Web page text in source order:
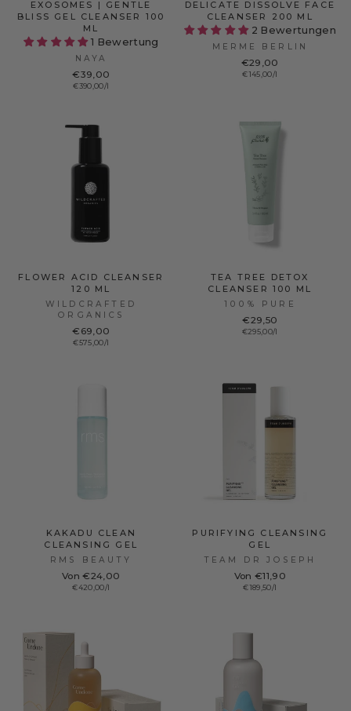
EXOSOMES | GENTLE
BLISS GEL CLEANSER 100
ML
1 Bewertung
NAYA
€39,00
€390,00/l
DELICATE DISSOLVE FACE
CLEANSER 200 ML
2 Bewertungen
MERME BERLIN
€29,00
€145,00/l
FLOWER ACID CLEANSER
120 ML
WILDCRAFTED
ORGANICS
€69,00
€575,00/l
TEA TREE DETOX
CLEANSER 100 ML
100% PURE
€29,50
€295,00/l
KAKADU CLEAN
CLEANSING GEL
RMS BEAUTY
Von €24,00
€420,00/l
PURIFYING CLEANSING
GEL
TEAM DR JOSEPH
Von €11,90
€189,50/l